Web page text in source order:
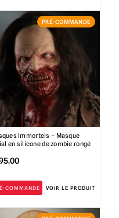
PRÉ-COMMANDE
Immortels – Masque
en silicone de zombie rongé
COMMANDE VOIR LE PRODUIT